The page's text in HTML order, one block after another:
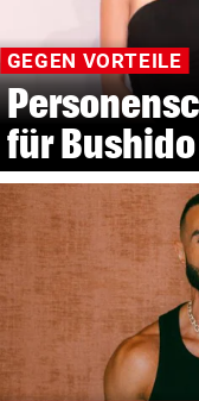
GEGEN VORTEILE
für